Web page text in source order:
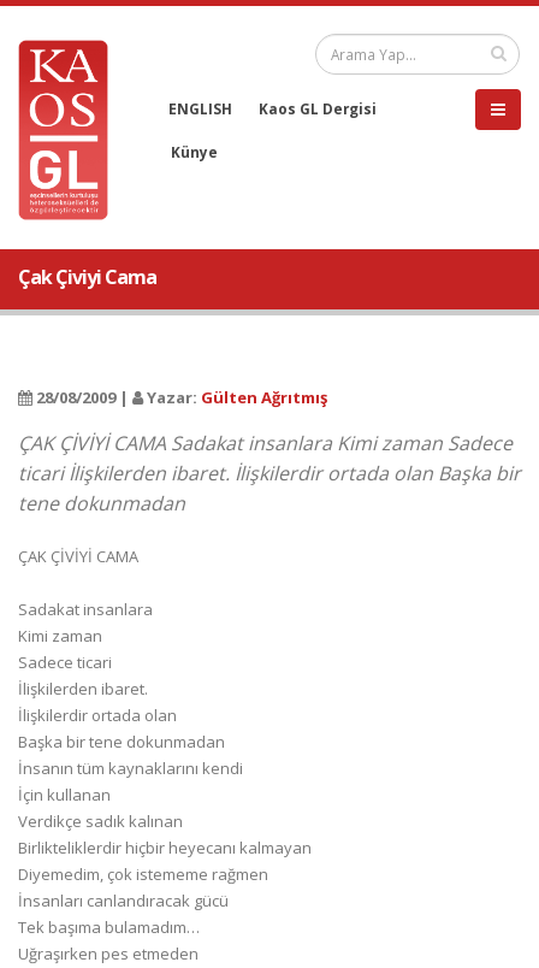
ENGLISH Kaos GL Dergisi
Künye
Çak Çiviyi Cama
28/08/2009 | Yazar: Gülten Ağrıtmış
ÇAK ÇİVİYİ CAMA Sadakat insanlara Kimi zaman Sadece
ticari İlişkilerden ibaret. İlişkilerdir ortada olan Başka bir
tene dokunmadan
ÇAK ÇİVİYİ CAMA
Sadakat insanlara
Kimi zaman
Sadece ticari
İlişkilerden ibaret.
İlişkilerdir ortada olan
Başka bir tene dokunmadan
İnsanın tüm kaynaklarını kendi
İçin kullanan
Verdikçe sadık kalınan
Birlikteliklerdir hiçbir heyecanı kalmayan
Diyemedim, çok istememe rağmen
İnsanları canlandıracak gücü
Tek başıma bulamadım…
Uğraşırken pes etmeden